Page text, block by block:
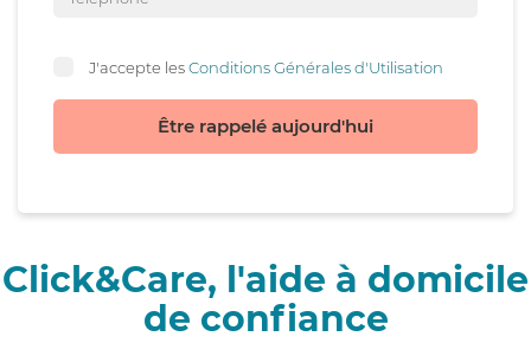
J'accepte lesConditions Générales d'Utilisation
Être rappelé aujourd'hui
Click&Care, l'aide à domicile
de confiance